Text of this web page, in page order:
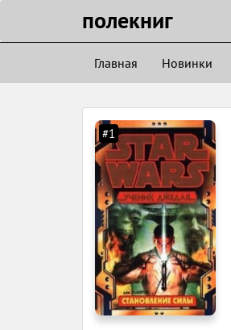
полекниг
Главная Новинки
#1